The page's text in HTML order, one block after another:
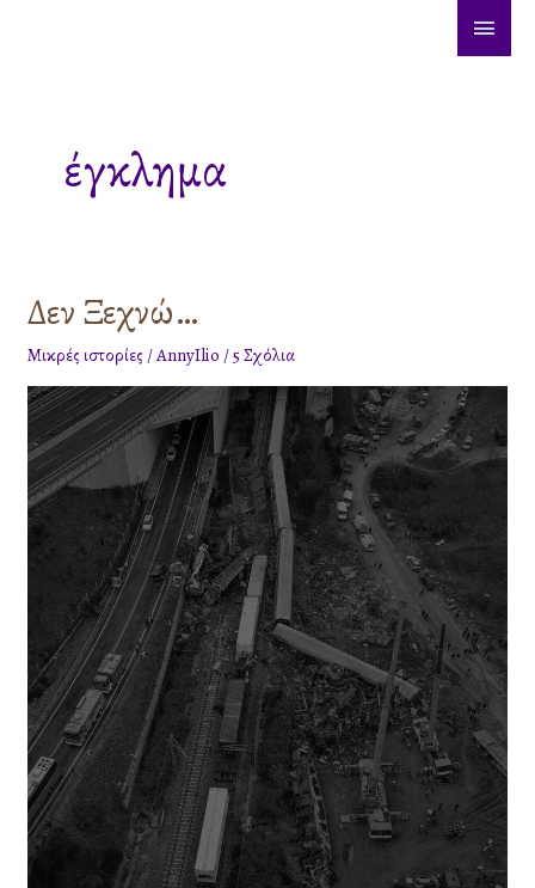
έγκλημα
Δεν Ξεχνώ…
Μικρές ιστορίες /AnnyIlio/5 Σχόλια
Δεν